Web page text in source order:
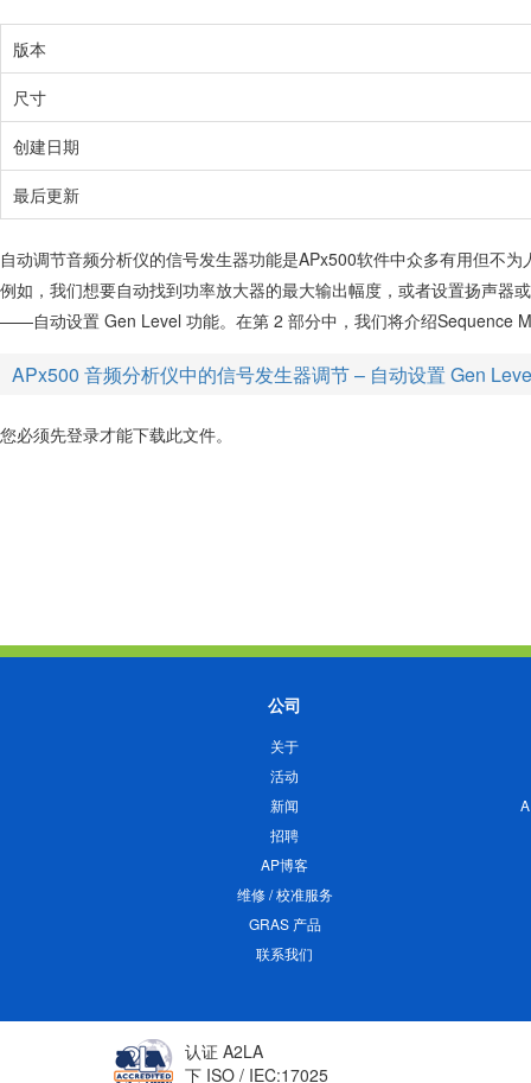
版本
尺寸
创建日期
最后更新
自动调节音频分析仪的信号发生器功能是APx500软件中众多有用但不
例如，我们想要自动找到功率放大器的最大输出幅度，或者设置扬声器
——自动设置 Gen Level 功能。在第 2 部分中，我们将介绍Sequence
APx500 音频分析仪中的信号发生器调节 – 自动设置 Gen
您必须先登录才能下载此文件。
公司
关于
活动
新闻
招聘
AP博客
维修 / 校准服务
GRAS 产品
联系我们
认证 A2LA
下 ISO / IEC:17025